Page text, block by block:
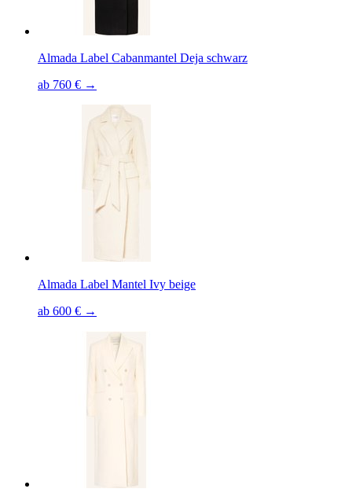
Almada Label Cabanmantel Deja schwarz
ab 760 € →
Almada Label Mantel Ivy beige
ab 600 € →